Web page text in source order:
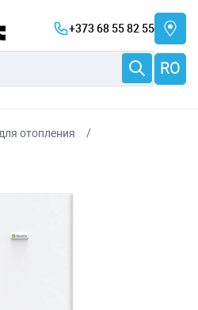
+373 68 55 82 55
RO
отопления